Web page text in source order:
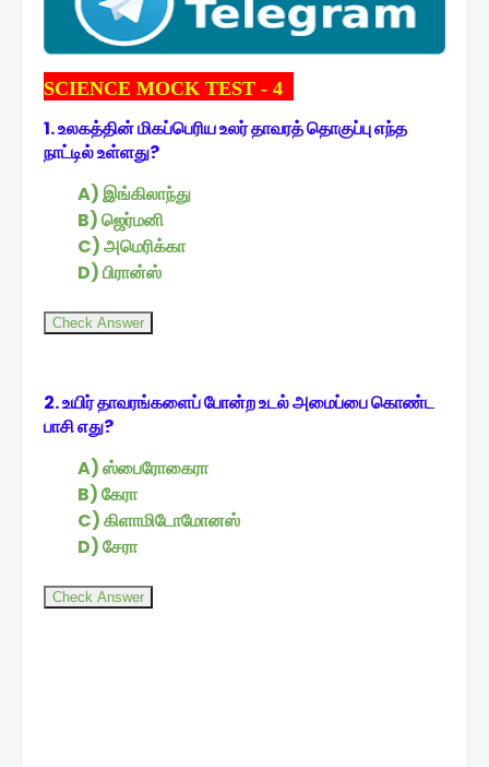
SCIENCE MOCK TEST - 4
1. உலகத்தின் மிகப்பெரிய உலர் தாவரத் தொகுப்பு எந்த
நாட்டில் உள்ளது?
A) இங்கிலாந்து
B) ஜெர்மனி
C) அமெரிக்கா
D) பிரான்ஸ்
Check Answer
2. உயிர் தாவரங்களைப் போன்ற உடல் அமைப்பை கொண்ட
பாசி எது?
A) ஸ்பைரோகைரா
B) கேரா
C) கிளாமிடோமோனஸ்
D) சேரா
Check Answer